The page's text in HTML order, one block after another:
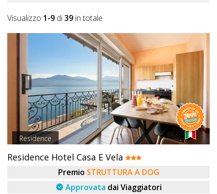
Visualizzo 1-9 di39 in totale
Residence
Residence Hotel Casa E Vela
Premio STRUTTURA A DOG
Approvata dai Viaggiatori